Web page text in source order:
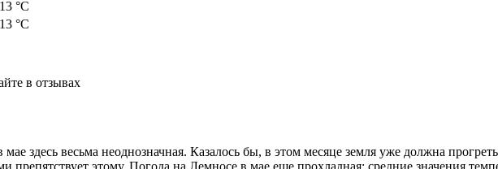
°C
°C
в отзывах
здесь весьма неоднозначная. Казалось бы, в этом месяце земля уже должна
этому. Погода на Лемносе в мае еще прохладная: средние значения